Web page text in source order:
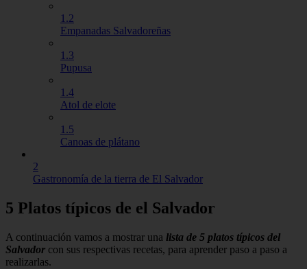
1.2
Empanadas Salvadoreñas
1.3
Pupusa
1.4
Atol de elote
1.5
Canoas de plátano
2
Gastronomía de la tierra de El Salvador
5 Platos típicos de el Salvador
A continuación vamos a mostrar una lista de 5 platos típicos del
Salvador con sus respectivas recetas, para aprender paso a paso a
realizarlas.